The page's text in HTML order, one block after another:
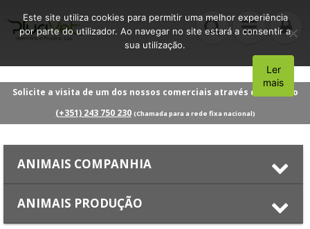
Solicite a visita de um dos nossos comerciais através do número
(+351) 243 750 230 (Chamada para a rede fixa nacional)
ANIMAIS COMPANHIA
ANIMAIS PRODUÇÃO
Este site utiliza cookies para permitir uma melhor experiência
por parte do utilizador. Ao navegar no site estará a consentir a
sua utilização.
Aceito
Ler
mais